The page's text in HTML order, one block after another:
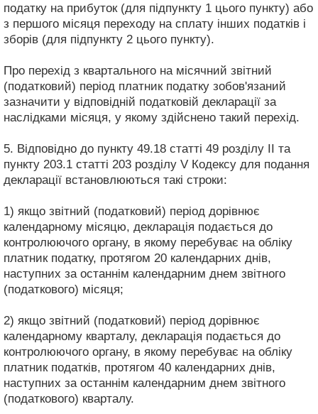
податку на прибуток (для підпункту 1 цього пункту) або
з першого місяця переходу на сплату інших податків і
зборів (для підпункту 2 цього пункту).
Про перехід з квартального на місячний звітний
(податковий) період платник податку зобов'язаний
зазначити у відповідній податковій декларації за
наслідками місяця, у якому здійснено такий перехід.
5. Відповідно до пункту 49.18 статті 49 розділу II та
пункту 203.1 статті 203 розділу V Кодексу для подання
декларації встановлюються такі строки:
1) якщо звітний (податковий) період дорівнює
календарному місяцю, декларація подається до
контролюючого органу, в якому перебуває на обліку
платник податку, протягом 20 календарних днів,
наступних за останнім календарним днем звітного
(податкового) місяця;
2) якщо звітний (податковий) період дорівнює
календарному кварталу, декларація подається до
контролюючого органу, в якому перебуває на обліку
платник податків, протягом 40 календарних днів,
наступних за останнім календарним днем звітного
(податкового) кварталу.